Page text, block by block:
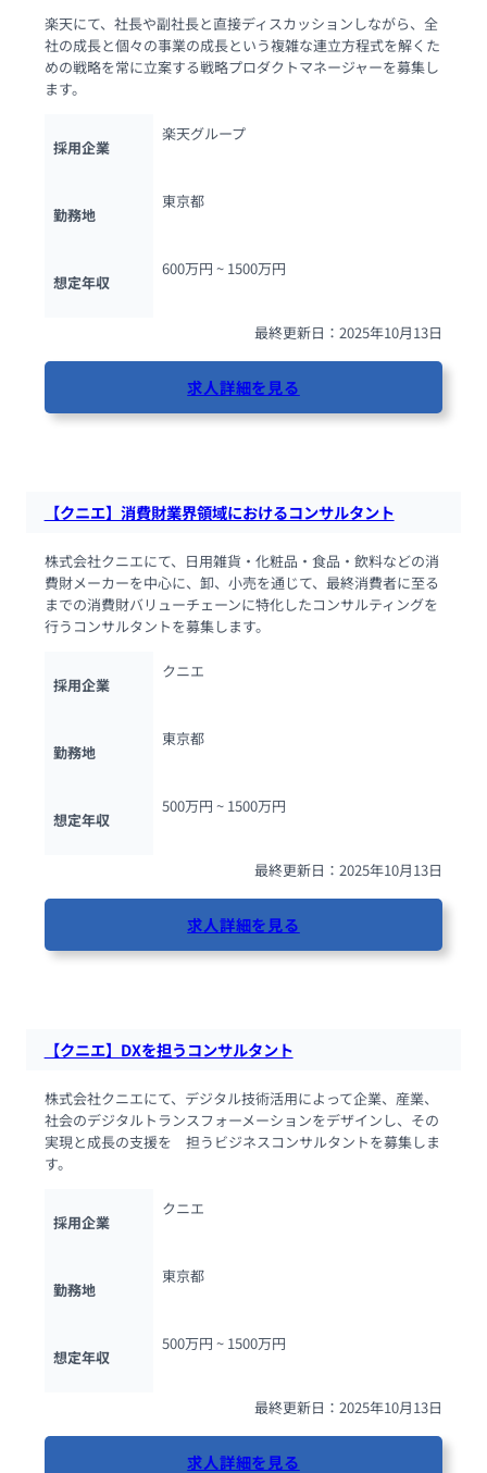
楽天にて、社長や副社長と直接ディスカッションしながら、全
社の成長と個々の事業の成長という複雑な連立方程式を解くた
めの戦略を常に立案する戦略プロダクトマネージャーを募集し
ます。
採用企業
楽天グループ
勤務地
東京都
想定年収
600万円 ~ 1500万円
最終更新日：2025年10月13日
求人詳細を見る
【クニエ】消費財業界領域におけるコンサルタント
株式会社クニエにて、日用雑貨・化粧品・食品・飲料などの消
費財メーカーを中心に、卸、小売を通じて、最終消費者に至る
までの消費財バリューチェーンに特化したコンサルティングを
行うコンサルタントを募集します。
採用企業
クニエ
勤務地
東京都
想定年収
500万円 ~ 1500万円
最終更新日：2025年10月13日
求人詳細を見る
【クニエ】DXを担うコンサルタント
株式会社クニエにて、デジタル技術活用によって企業、産業、
社会のデジタルトランスフォーメーションをデザインし、その
実現と成長の支援を　担うビジネスコンサルタントを募集しま
す。
採用企業
クニエ
勤務地
東京都
想定年収
500万円 ~ 1500万円
最終更新日：2025年10月13日
求人詳細を見る